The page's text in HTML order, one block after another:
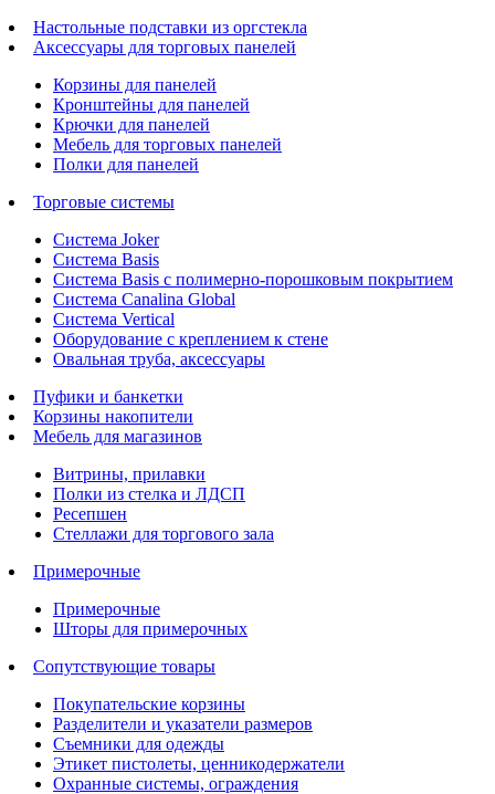
Настольные подставки из оргстекла
Аксессуары для торговых панелей
Корзины для панелей
Кронштейны для панелей
Крючки для панелей
Мебель для торговых панелей
Полки для панелей
Торговые системы
Система Joker
Система Basis
Система Basis с полимерно-порошковым покрытием
Система Canalina Global
Система Vertical
Оборудование с креплением к стене
Овальная труба, аксессуары
Пуфики и банкетки
Корзины накопители
Мебель для магазинов
Витрины, прилавки
Полки из стелка и ЛДСП
Ресепшен
Стеллажи для торгового зала
Примерочные
Примерочные
Шторы для примерочных
Сопутствующие товары
Покупательские корзины
Разделители и указатели размеров
Съемники для одежды
Этикет пистолеты, ценникодержатели
Охранные системы, ограждения